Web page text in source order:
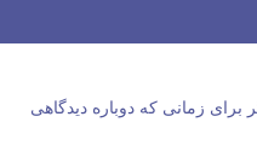
زمانی که دوباره دیدگاهی